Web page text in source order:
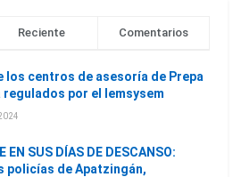
Reciente Comentarios
los centros de asesoría de Prepa
regulados por el Iemsysem
EN SUS DÍAS DE DESCANSO:
policías de Apatzingán,